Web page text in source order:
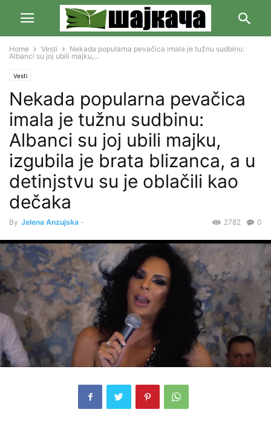
Home Vesti
Nekada popularna pevačica imala je tužnu sudbinu:
Albanci su joj ubili majku,...
Vesti
Nekada popularna pevačica
imala je tužnu sudbinu:
Albanci su joj ubili majku,
izgubila je brata blizanca, a u
detinjstvu su je oblačili kao
dečaka
By Jelena Anzujska - 0
2782